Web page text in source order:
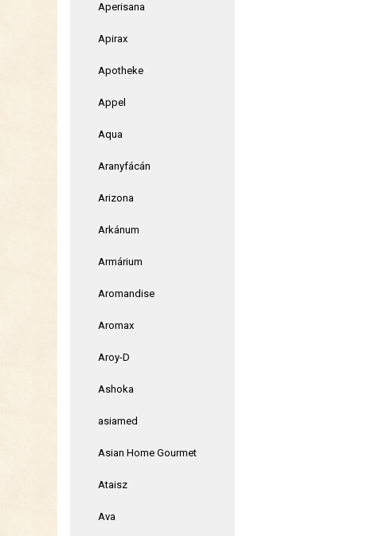
Aperisana
Apirax
Apotheke
Appel
Aqua
Aranyfácán
Arizona
Arkánum
Armárium
Aromandise
Aromax
Aroy-D
Ashoka
asiamed
Asian Home Gourmet
Ataisz
Ava